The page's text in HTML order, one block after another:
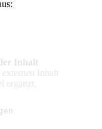
Inhalt
Inhalt
ergänzt.